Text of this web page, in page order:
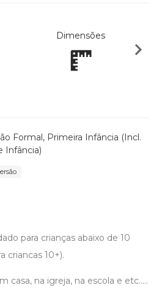
Dimensões
Formal, Primeira Infância (Incl.
Infância)
para crianças abaixo de 10
criancas 10+).
casa, na igreja, na escola e etc.....